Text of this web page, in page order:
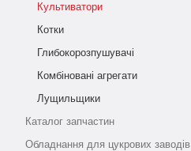
Культиватори
Котки
Глибокорозпушувачі
Комбіновані агрегати
Лущильщики
Каталог запчастин
Обладнання для цукрових заводів